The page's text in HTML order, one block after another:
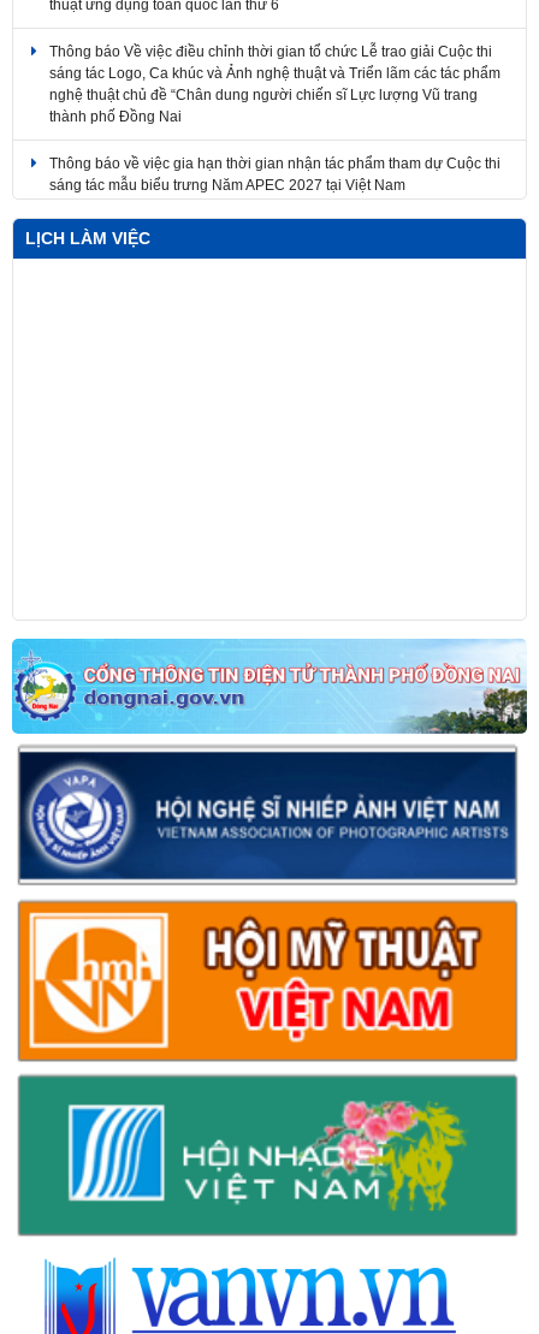
Thông báo Về việc điều chỉnh thời gian tổ chức Lễ trao giải Cuộc thi
sáng tác Logo, Ca khúc và Ảnh nghệ thuật và Triển lãm các tác phẩm
nghệ thuật chủ đề “Chân dung người chiến sĩ Lực lượng Vũ trang
thành phố Đồng Nai
Thông báo về việc gia hạn thời gian nhận tác phẩm tham dự Cuộc thi
sáng tác mẫu biểu trưng Năm APEC 2027 tại Việt Nam
Về việc điều chỉnh thời gian tổ chức Lễ trao giải Cuộc thi sáng tác
thuật
LỊCH LÀM VIỆC